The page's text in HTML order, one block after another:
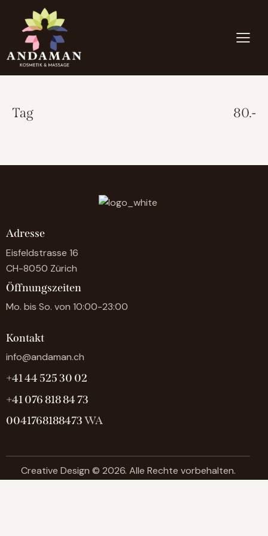
Tag 80.-
Adresse
Eisfeldstrasse 16
CH-8050 Zürich
Öffnungszeiten
Mo. bis So. von 10:00-23:00
Kontakt
info@andaman.ch
+41 44 525 30 02
+41 076 818 84 73
0041768188473WA
Creative Design © 2026. Alle Rechte vorbehalten.